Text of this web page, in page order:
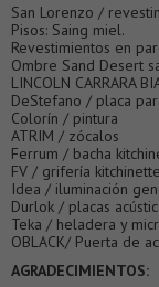
San Lorenzo /
Pisos: Saing miel.
Revestimientos en
Ombre Sand Desert
LINCOLN CARRARA
DeStefano / placa
Colorín / pintura
ATRIM / zócalos
Ferrum / bacha
FV / grifería kitchinette
Idea / iluminación
Durlok / placas
Teka / heladera y
OBLACK/ Puerta de
AGRADECIMIENTOS: